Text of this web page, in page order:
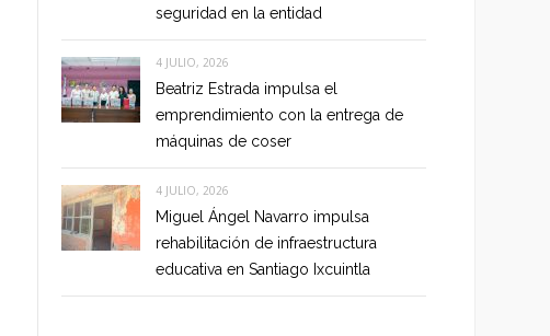
seguridad en la entidad
4 JULIO, 2026
Beatriz Estrada impulsa el
emprendimiento con la entrega de
máquinas de coser
4 JULIO, 2026
Miguel Ángel Navarro impulsa
rehabilitación de infraestructura
educativa en Santiago Ixcuintla